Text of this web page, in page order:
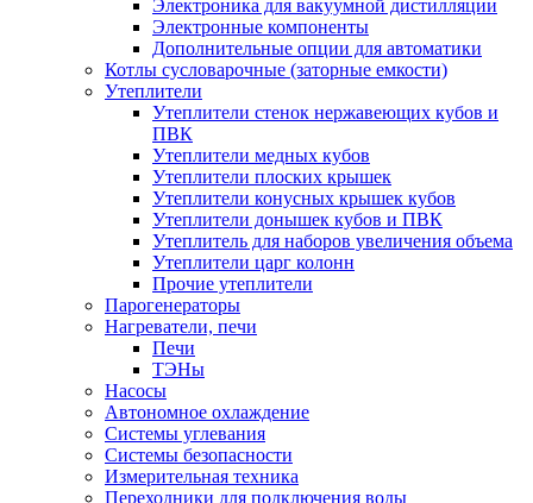
Электроника для вакуумной дистилляции
Электронные компоненты
Дополнительные опции для автоматики
Котлы сусловарочные (заторные емкости)
Утеплители
Утеплители стенок нержавеющих кубов и
ПВК
Утеплители медных кубов
Утеплители плоских крышек
Утеплители конусных крышек кубов
Утеплители донышек кубов и ПВК
Утеплитель для наборов увеличения объема
Утеплители царг колонн
Прочие утеплители
Парогенераторы
Нагреватели, печи
Печи
ТЭНы
Насосы
Автономное охлаждение
Системы углевания
Системы безопасности
Измерительная техника
Переходники для подключения воды